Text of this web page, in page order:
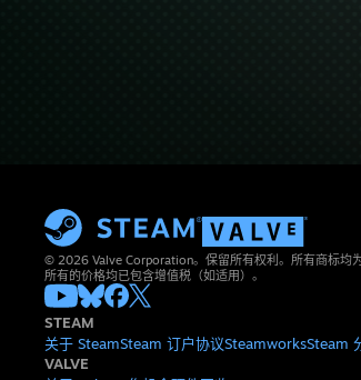
© 2026 Valve Corporation。保留所有权利。所有商标均
所有的价格均已包含增值税（如适用）。
STEAM
关于 SteamSteam 订户协议SteamworksSteam
VALVE